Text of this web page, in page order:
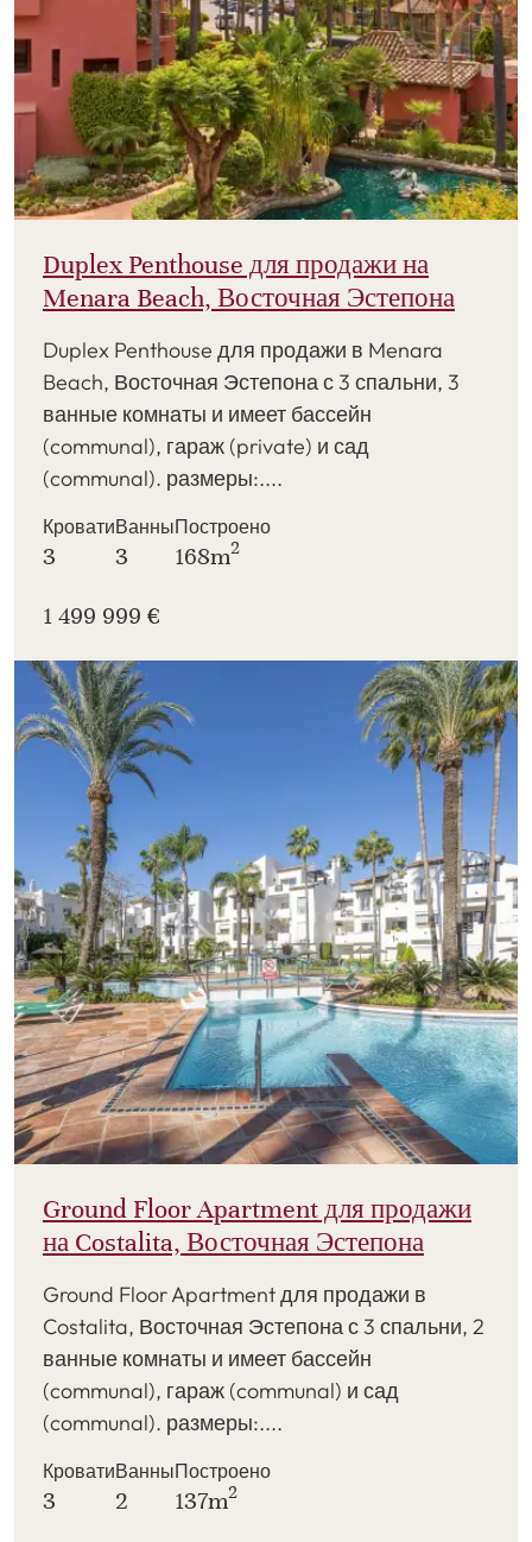
Duplex Penthouse для продажи на
Menara Beach, Восточная Эстепона
Duplex Penthouse для продажи в Menara
Beach, Восточная Эстепона с 3 спальни, 3
ванные комнаты и имеет бассейн
(communal), гараж (private) и сад
(communal). размеры:....
Кровати
3
Ванны
3
Построено
168m2
1 499 999 €
Ground Floor Apartment для продажи
на Costalita, Восточная Эстепона
Ground Floor Apartment для продажи в
Costalita, Восточная Эстепона с 3 спальни, 2
ванные комнаты и имеет бассейн
(communal), гараж (communal) и сад
(communal). размеры:....
Кровати
3
Ванны
2
Построено
137m2